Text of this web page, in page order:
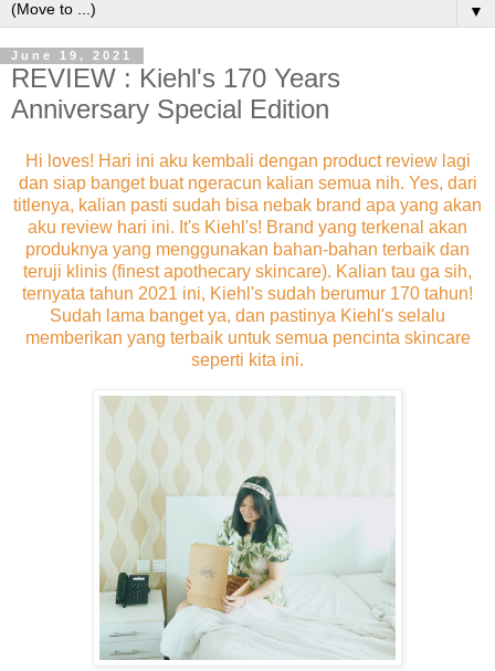
▼
June 19, 2021
REVIEW : Kiehl's 170 Years
Anniversary Special Edition
Hi loves! Hari ini aku kembali dengan product review lagi
dan siap banget buat ngeracun kalian semua nih. Yes, dari
titlenya, kalian pasti sudah bisa nebak brand apa yang akan
aku review hari ini. It's Kiehl's! Brand yang terkenal akan
produknya yang menggunakan bahan-bahan terbaik dan
teruji klinis (finest apothecary skincare). Kalian tau ga sih,
ternyata tahun 2021 ini, Kiehl's sudah berumur 170 tahun!
Sudah lama banget ya, dan pastinya Kiehl's selalu
memberikan yang terbaik untuk semua pencinta skincare
seperti kita ini.